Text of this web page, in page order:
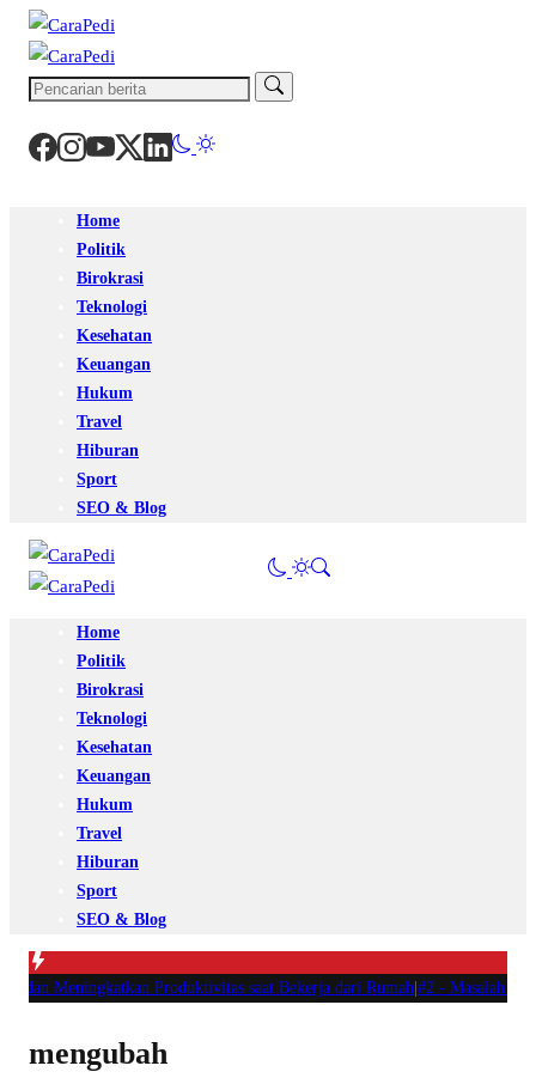
Home
Politik
Birokrasi
Teknologi
Kesehatan
Keuangan
Hukum
Travel
Hiburan
Sport
SEO & Blog
Home
Politik
Birokrasi
Teknologi
Kesehatan
Keuangan
Hukum
Travel
Hiburan
Sport
SEO & Blog
dan Meningkatkan Produktivitas saat Bekerja dari Rumah|#2 -Masalah
mengubah